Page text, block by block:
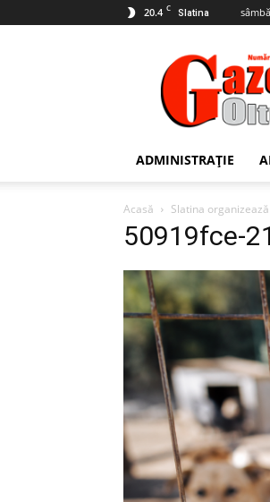
20.4 C Slatina
ADMINISTRAȚIE
Acasă Slatina
50919fce-